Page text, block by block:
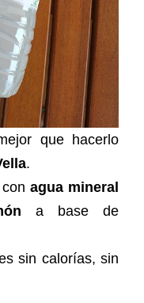
que hacerlo
.
conagua mineral
a base de
sin calorías, sin